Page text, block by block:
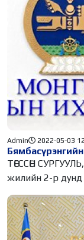
Admin 2022-05-03
ТӨГССӨН СУРГУУЛЬ, МЭРГЭЖИЛ